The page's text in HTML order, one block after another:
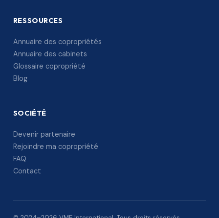
RESSOURCES
Annuaire des copropriétés
Annuaire des cabinets
Glossaire copropriété
Blog
SOCIÉTÉ
Devenir partenaire
Rejoindre ma copropriété
FAQ
Contact